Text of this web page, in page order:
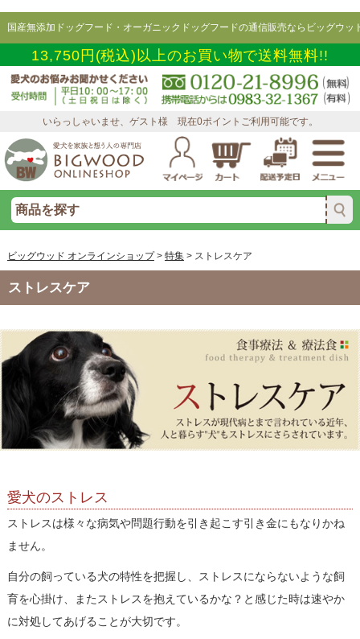
国産無添加ドッグフード・オーガニックドッグフードの通信販売ならビッグウッ
13,750円(税込)以上のお買い物で送料無料!!
いらっしゃいませ、ゲスト様 現在0ポイントご利用可能です。
ビッグウッド オンラインショップ> 特集> ストレスケア
ストレスケア
愛犬のストレス
ストレスは様々な病気や問題行動を引き起こす引き金にもなりかね
ません。
自分の飼っている犬の特性を把握し、ストレスにならないような飼
育を心掛け、またストレスを抱えているかな？と感じた時は速やか
に対処してあげることが大切です。